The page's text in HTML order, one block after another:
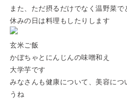
また、ただ摂るだけでなく温野菜で
休みの日は料理もしたりします
玄米ご飯
かぼちゃとにんじんの味噌和え
大学芋です
みなさんも健康について、美容につ
うね